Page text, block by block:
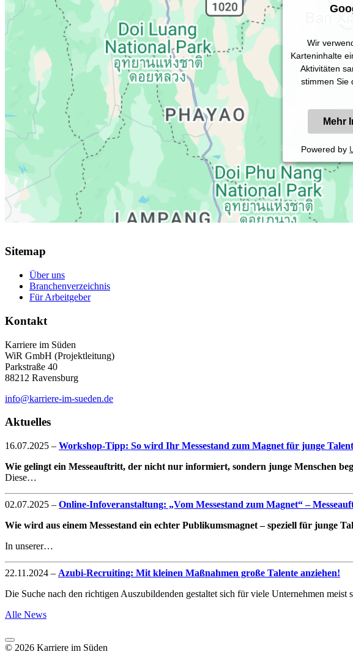
Wir
Karteninhalte
Aktivitäten
stimmen Sie
Mehr
Powered by
Sitemap
Über uns
Branchenverzeichnis
Für Arbeitgeber
Kontakt
Karriere im Süden
WiR GmbH (Projektleitung)
Parkstraße 40
88212 Ravensburg
info@karriere-im-sueden.de
Aktuelles
16.07.2025 – Workshop-Tipp: So wird Ihr Messestand zum Magnet für junge
Wie gelingt ein Messeauftritt, der nicht nur informiert, sondern junge Menschen
Diese…
02.07.2025 – Online-Infoveranstaltung: „Vom Messestand zum Magnet“ –
Wie wird aus einem Messestand ein echter Publikumsmagnet – speziell für junge
In unserer…
22.11.2024 – Azubi-Recruiting: Mit kleinen Maßnahmen große Talente anziehen!
Die Suche nach den richtigen Auszubildenden gestaltet sich für viele Unternehmen
Alle News
© 2026 Karriere im Süden